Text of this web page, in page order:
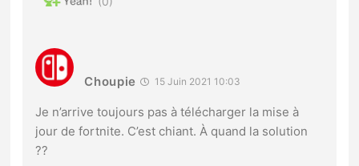
Choupie 15 Juin 2021 10:03
Je n’arrive toujours pas à télécharger la mise à
jour de fortnite. C’est chiant. À quand la solution
??